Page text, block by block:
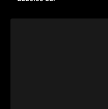
Regulärer Preis